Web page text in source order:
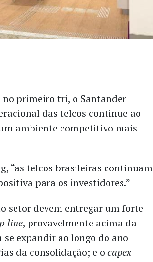
primeiro tri, o Santander
das telcos continue ao
ambiente competitivo mais
“as telcos brasileiras continuam
para os investidores.”
setor devem entregar um forte
line, provavelmente acima da
expandir ao longo do ano
da consolidação; e ocapex